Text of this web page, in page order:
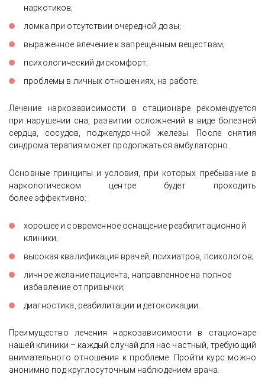
наркотиков;
ломка при отсутствии очередной дозы;
выраженное влечение к запрещённым веществам;
психологический дискомфорт;
проблемы в личных отношениях, на работе.
Лечение наркозависимости в стационаре рекомендуется
при нарушении сна, развитии осложнений в виде болезней
сердца, сосудов, поджелудочной железы. После снятия
синдрома терапия может продолжаться амбулаторно.
Основные принципы и условия, при которых пребывание в
наркологическом центре будет проходить
более эффективно:
хорошее и современное оснащение реабилитационной
клиники;
высокая квалификация врачей, психиатров, психологов;
личное желание пациента, направленное на полное
избавление от привычки;
диагностика, реабилитации и детоксикации.
Преимущество лечения наркозависимости в стационаре
нашей клиники – каждый случай для нас частный, требующий
внимательного отношения к проблеме. Пройти курс можно
анонимно под круглосуточным наблюдением врача.